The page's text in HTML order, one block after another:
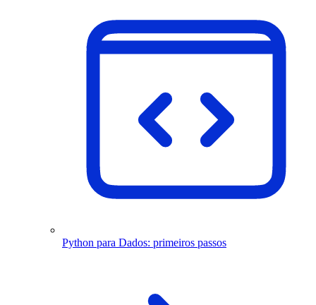
Python para Dados: primeiros passos